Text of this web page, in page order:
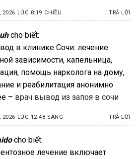
2026 LÚC 8:19 CHIỀU TRẢ LỜI
cho biết:
в клинике Сочи: лечение
зависимости, капельница,
помощь нарколога на дому,
и реабилитация анонимно
– врач вывод из запоя в сочи
2026 LÚC 12:48 SÁNG TRẢ LỜI
cho biết:
лечение включает